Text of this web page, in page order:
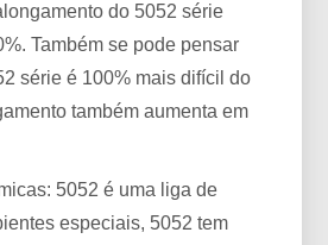
do 5052 série
Também se pode pensar
série é 100% mais difícil do
também aumenta em
5052 é uma liga de
especiais, 5052 tem